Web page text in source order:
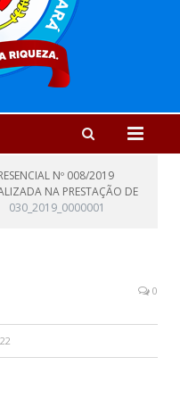
Nº 008/2019
NA PRESTAÇÃO DE
030_2019_0000001
0